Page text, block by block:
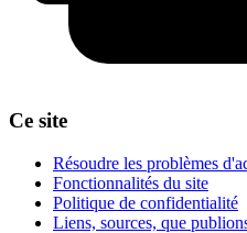
Ce site
Résoudre les problèmes
Fonctionnalités du site
Politique de confidentialité
Liens, sources, que